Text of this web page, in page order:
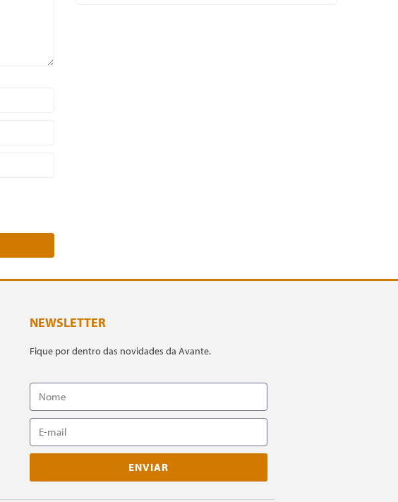
NEWSLETTER
Fique por dentro das novidades da Avante.
ENVIAR